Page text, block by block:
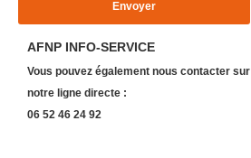
Envoyer
AFNP INFO-SERVICE
Vous pouvez également nous contacter sur
notre ligne directe :
06 52 46 24 92